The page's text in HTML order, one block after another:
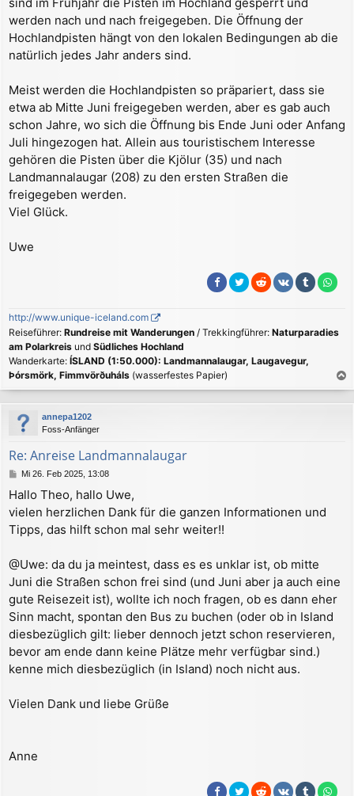
werden nach und nach freigegeben. Die Öffnung der
Hochlandpisten hängt von den lokalen Bedingungen ab die
natürlich jedes Jahr anders sind.
Meist werden die Hochlandpisten so präpariert, dass sie
etwa ab Mitte Juni freigegeben werden, aber es gab auch
schon Jahre, wo sich die Öffnung bis Ende Juni oder Anfang
Juli hingezogen hat. Allein aus touristischem Interesse
gehören die Pisten über die Kjölur (35) und nach
Landmannalaugar (208) zu den ersten Straßen die
freigegeben werden.
Viel Glück.
Uwe
http://www.unique-iceland.com
Reiseführer: Rundreise mit Wanderungen / Trekkingführer: Naturparadies
am Polarkreis und Südliches Hochland
Wanderkarte: ÍSLAND (1:50.000): Landmannalaugar, Laugavegur,
Þórsmörk, Fimmvörðuháls (wasserfestes Papier)
a
c
annepa1202
Foss-Anfänger
Re: Anreise Landmannalaugar
B
i
t
r
a
Mi 26. Feb 2025, 13:08
Hallo Theo, hallo Uwe,
vielen herzlichen Dank für die ganzen Informationen und
Tipps, das hilft schon mal sehr weiter!!
@Uwe: da du ja meintest, dass es es unklar ist, ob mitte
Juni die Straßen schon frei sind (und Juni aber ja auch eine
gute Reisezeit ist), wollte ich noch fragen, ob es dann eher
Sinn macht, spontan den Bus zu buchen (oder ob in Island
diesbezüglich gilt: lieber dennoch jetzt schon reservieren,
bevor am ende dann keine Plätze mehr verfügbar sind.)
kenne mich diesbezüglich (in Island) noch nicht aus.
Vielen Dank und liebe Grüße
Anne